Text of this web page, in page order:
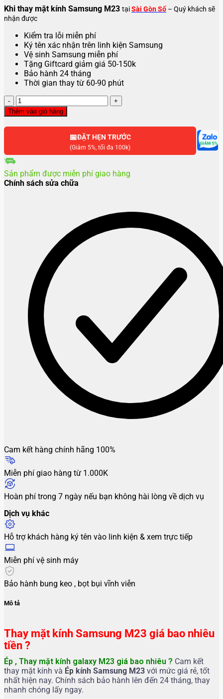
Khi thay mặt kính Samsung M23 tạiSài Gòn Số – Quý khách sẽ
nhận được
Kiểm tra lỗi miễn phí
Ký tên xác nhận trên linh kiện Samsung
Vệ sinh Samsung miễn phí
Tặng Giftcard giảm giá 50-150k
Bảo hành 24 tháng
Thời gian thay từ 60-90 phút
Thay
mặt
kính
Samsung
lượng
Thêm vào giỏ hàng
📅ĐẶT HẸN TRƯỚC
(Giảm 5%, tối đa 100k)
Sản phẩm được miễn phí giao hàng
Chính sách sửa chữa
Cam kết hàng chính hãng 100%
Miễn phí giao hàng từ 1.000K
Hoàn phí trong 7 ngày nếu bạn không hài lòng về dịch vụ
Dịch vụ khác
Hỗ trợ khách hàng ký tên vào linh kiện & xem trực tiếp
Miễn phí vệ sinh máy
Bảo hành bung keo , bọt bụi vĩnh viễn
Mô tả
Thay mặt kính Samsung M23 giá bao nhiêu
tiền ?
Ép , Thay mặt kính galaxy M23 giá bao nhiêu ? Cam kết
thay mặt kính và Ép kính Samsung M23 với mức giá rẻ, tốt
nhất hiện nay. Chính sách bảo hành lên đến 24 tháng, thay
nhanh chóng lấy ngay.